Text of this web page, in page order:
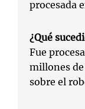
procesada
¿Qué
Fue
millones
sobre el